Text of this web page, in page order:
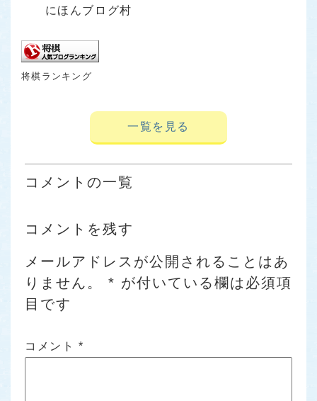
にほんブログ村
将棋ランキング
一覧を見る
コメントの一覧
コメントを残す
メールアドレスが公開されることはあ
りません。
* が付いている欄は必須項
目です
コメント *